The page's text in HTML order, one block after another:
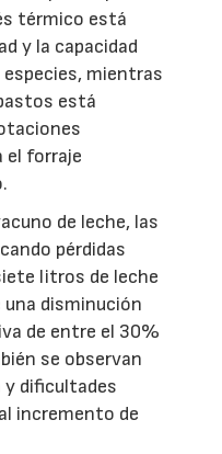
térmico está
y la capacidad
mientras
está
el forraje
de leche, las
pérdidas
litros de leche
una disminución
de entre el 30%
se observan
y dificultades
incremento de